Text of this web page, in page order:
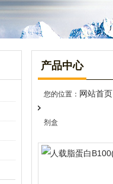
产品中心
您的位置： 网站首页
剂盒